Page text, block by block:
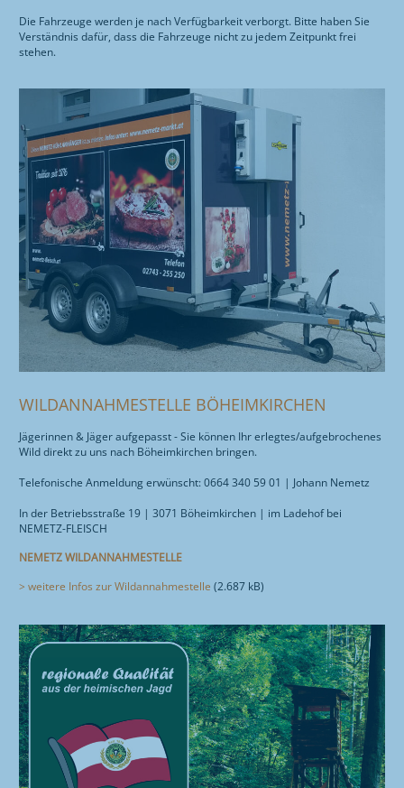
Die Fahrzeuge werden je nach Verfügbarkeit verborgt. Bitte haben Sie
Verständnis dafür, dass die Fahrzeuge nicht zu jedem Zeitpunkt frei
stehen.
WILDANNAHMESTELLE BÖHEIMKIRCHEN
Jägerinnen & Jäger aufgepasst - Sie können Ihr erlegtes/aufgebrochenes
Wild direkt zu uns nach Böheimkirchen bringen.
Telefonische Anmeldung erwünscht: 0664 340 59 01 | Johann Nemetz
In der Betriebsstraße 19 | 3071 Böheimkirchen | im Ladehof bei
NEMETZ-FLEISCH
NEMETZ WILDANNAHMESTELLE
> weitere Infos zur Wildannahmestelle (2.687 kB)